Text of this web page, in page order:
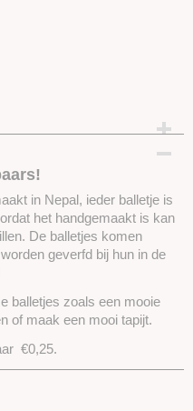
in Nepal, ieder balletje is
het handgemaakt is kan
De balletjes komen
geverfd bij hun in de
balletjes zoals een mooie
of maak een mooi tapijt.
€0,25.